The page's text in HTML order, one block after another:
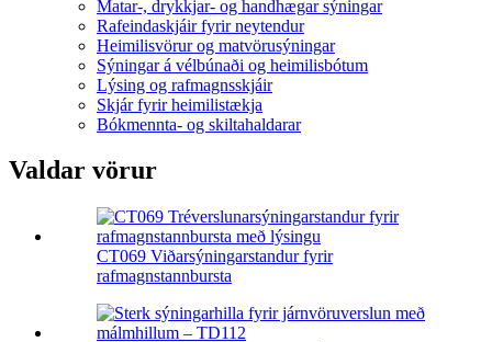
Matar-, drykkjar- og handhægar sýningar
Rafeindaskjáir fyrir neytendur
Heimilisvörur og matvörusýningar
Sýningar á vélbúnaði og heimilisbótum
Lýsing og rafmagnsskjáir
Skjár fyrir heimilistækja
Bókmennta- og skiltahaldarar
Valdar vörur
CT069 Viðarsýningarstandur fyrir
rafmagnstannbursta